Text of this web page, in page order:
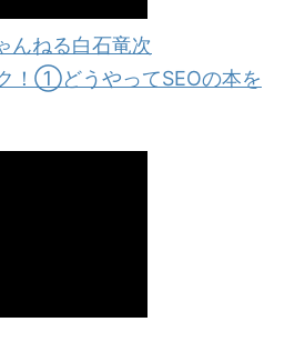
んねる白石竜次
！①どうやってSEOの本を